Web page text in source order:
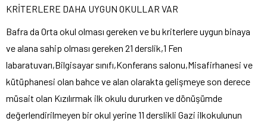
KRİTERLERE DAHA UYGUN OKULLAR VAR
Bafra da Orta okul olması gereken ve bu kriterlere uygun binaya
ve alana sahip olması gereken 21 derslik,1 Fen
labaratuvarı,Bilgisayar sınıfı,Konferans salonu,Misafirhanesi ve
kütüphanesi olan bahce ve alan olarakta gelişmeye son derece
müsait olan Kızılırmak ilk okulu dururken ve dönüşümde
değerlendirilmeyen bir okul yerine 11 derslikli Gazi ilkokulunun